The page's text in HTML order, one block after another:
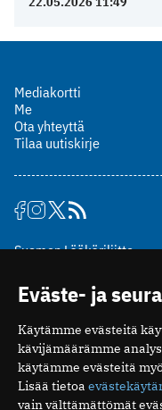
Mediakortti
Me
Ota yhteyttä
Tilaa uutiskirje
Suomen Lääkäriliitto
00510 Helsinki
puh. (09) 393 091
ISSN 2323-9476
Eväste- ja
Käytämme evästeitä
kävijämäärämme
käytämme evästeitä
Lisää tietoa
vain välttämättömät